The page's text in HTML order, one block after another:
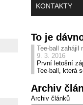
KONTAKTY
To je
Tee-ball zahájil
9. 3. 2016
První letošní
Tee-ball, která
Archiv
Archiv článků